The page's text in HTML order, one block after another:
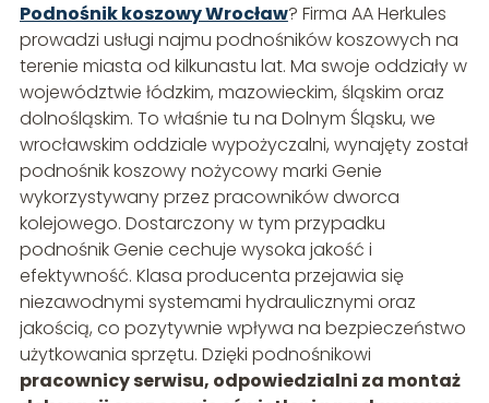
Podnośnik koszowy Wrocław? Firma AA Herkules
prowadzi usługi najmu podnośników koszowych na
terenie miasta od kilkunastu lat. Ma swoje oddziały w
województwie łódzkim, mazowieckim, śląskim oraz
dolnośląskim. To właśnie tu na Dolnym Śląsku, we
wrocławskim oddziale wypożyczalni, wynajęty został
podnośnik koszowy nożycowy marki Genie
wykorzystywany przez pracowników dworca
kolejowego. Dostarczony w tym przypadku
podnośnik Genie cechuje wysoka jakość i
efektywność. Klasa producenta przejawia się
niezawodnymi systemami hydraulicznymi oraz
jakością, co pozytywnie wpływa na bezpieczeństwo
użytkowania sprzętu. Dzięki podnośnikowi
pracownicy serwisu, odpowiedzialni za montaż